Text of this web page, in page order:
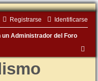
Identificarse
Registrarse
un Administrador del Foro